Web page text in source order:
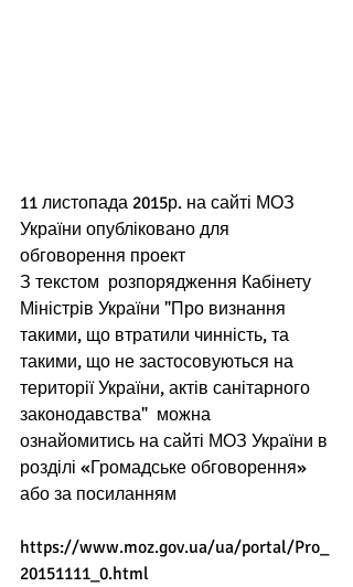
11 листопада 2015р. на сайті МОЗ
України опубліковано для
обговорення проект
З текстом  розпорядження Кабінету
Міністрів України "Про визнання
такими, що втратили чинність, та
такими, що не застосовуються на
території України, актів санітарного
законодавства"  можна
ознайомитись на сайті МОЗ України в
розділі «Громадське обговорення»
або за посиланням
https://www.moz.gov.ua/ua/portal/Pro_
20151111_0.html